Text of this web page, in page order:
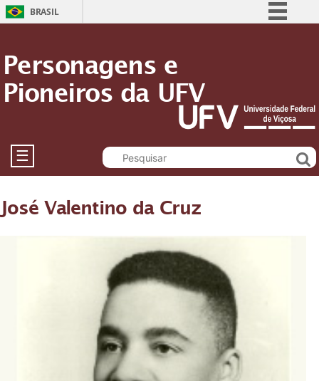
BRASIL
Acesso à informação
Legislação
Canais
Personagens e
Pioneiros da UFV
☰
José Valentino da Cruz